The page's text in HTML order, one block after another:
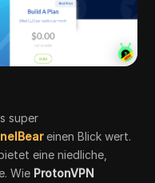
super
einen Blick wert.
eine niedliche,
Wie ProtonVPN